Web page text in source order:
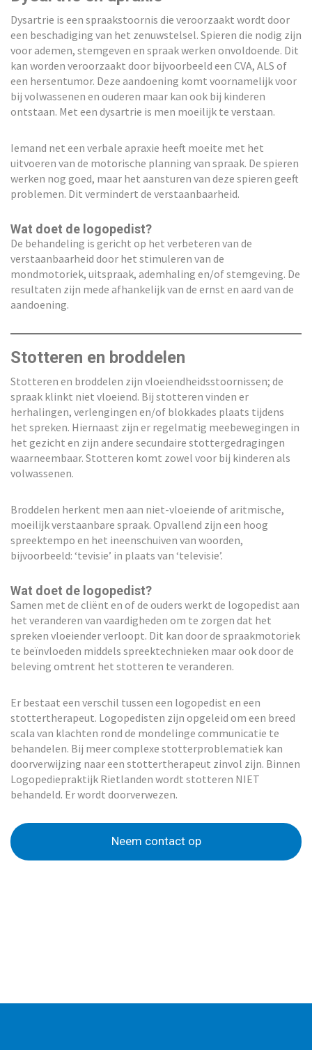
Dysartrie is een spraakstoornis die veroorzaakt wordt door
een beschadiging van het zenuwstelsel. Spieren die nodig zijn
voor ademen, stemgeven en spraak werken onvoldoende. Dit
kan worden veroorzaakt door bijvoorbeeld een CVA, ALS of
een hersentumor. Deze aandoening komt voornamelijk voor
bij volwassenen en ouderen maar kan ook bij kinderen
ontstaan. Met een dysartrie is men moeilijk te verstaan.
Iemand net een verbale apraxie heeft moeite met het
uitvoeren van de motorische planning van spraak. De spieren
werken nog goed, maar het aansturen van deze spieren geeft
problemen. Dit vermindert de verstaanbaarheid.
Wat doet de logopedist?
De behandeling is gericht op het verbeteren van de
verstaanbaarheid door het stimuleren van de
mondmotoriek, uitspraak, ademhaling en/of stemgeving. De
resultaten zijn mede afhankelijk van de ernst en aard van de
aandoening.
Stotteren en broddelen
Stotteren en broddelen zijn vloeiendheidsstoornissen; de
spraak klinkt niet vloeiend. Bij stotteren vinden er
herhalingen, verlengingen en/of blokkades plaats tijdens
het spreken. Hiernaast zijn er regelmatig meebewegingen in
het gezicht en zijn andere secundaire stottergedragingen
waarneembaar. Stotteren komt zowel voor bij kinderen als
volwassenen.
Broddelen herkent men aan niet-vloeiende of aritmische,
moeilijk verstaanbare spraak. Opvallend zijn een hoog
spreektempo en het ineenschuiven van woorden,
bijvoorbeeld: ‘tevisie’ in plaats van ‘televisie’.
Wat doet de logopedist?
Samen met de cliënt en of de ouders werkt de logopedist aan
het veranderen van vaardigheden om te zorgen dat het
spreken vloeiender verloopt. Dit kan door de spraakmotoriek
te beïnvloeden middels spreektechnieken maar ook door de
beleving omtrent het stotteren te veranderen.
Er bestaat een verschil tussen een logopedist en een
stottertherapeut. Logopedisten zijn opgeleid om een breed
scala van klachten rond de mondelinge communicatie te
behandelen. Bij meer complexe stotterproblematiek kan
doorverwijzing naar een stottertherapeut zinvol zijn. Binnen
Logopediepraktijk Rietlanden wordt stotteren NIET
behandeld. Er wordt doorverwezen.
Neem contact op